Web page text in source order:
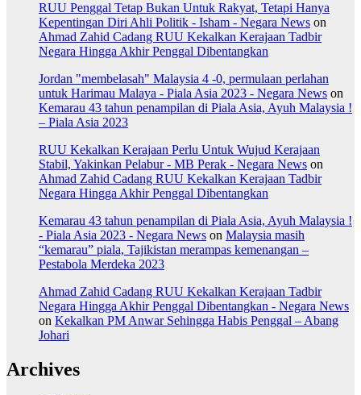
RUU Penggal Tetap Bukan Untuk Rakyat, Tetapi Hanya
Kepentingan Diri Ahli Politik - Isham - Negara News on
Ahmad Zahid Cadang RUU Kekalkan Kerajaan Tadbir
Negara Hingga Akhir Penggal Dibentangkan
Jordan "membelasah" Malaysia 4 -0, permulaan perlahan
untuk Harimau Malaya - Piala Asia 2023 - Negara News on
Kemarau 43 tahun penampilan di Piala Asia, Ayuh Malaysia !
– Piala Asia 2023
RUU Kekalkan Kerajaan Perlu Untuk Wujud Kerajaan
Stabil, Yakinkan Pelabur - MB Perak - Negara News on
Ahmad Zahid Cadang RUU Kekalkan Kerajaan Tadbir
Negara Hingga Akhir Penggal Dibentangkan
Kemarau 43 tahun penampilan di Piala Asia, Ayuh Malaysia !
- Piala Asia 2023 - Negara News on Malaysia masih
“kemarau” piala, Tajikistan merampas kemenangan –
Pestabola Merdeka 2023
Ahmad Zahid Cadang RUU Kekalkan Kerajaan Tadbir
Negara Hingga Akhir Penggal Dibentangkan - Negara News
on Kekalkan PM Anwar Sehingga Habis Penggal – Abang
Johari
Archives